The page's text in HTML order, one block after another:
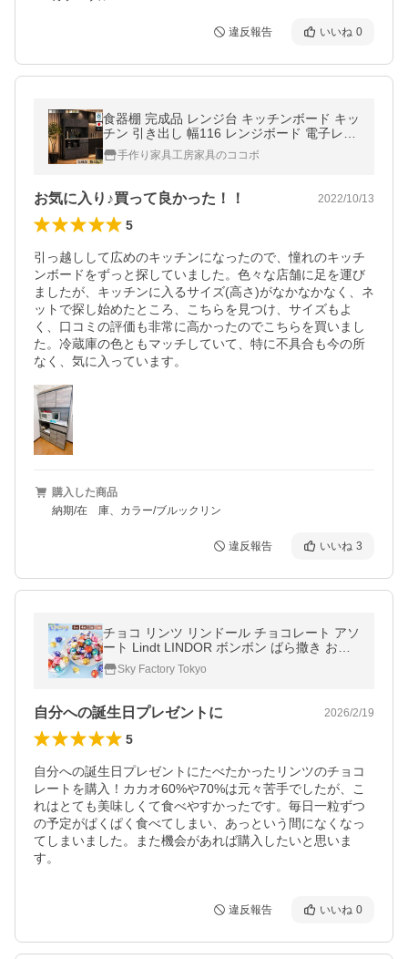
違反報告 いいね 0
食器棚 完成品 レンジ台 キッチンボード キッ
チン 引き出し 幅116 レンジボード 電子レン
ジ 組み立て不要 ナポリ カスタマイズ 大川家
具 KAGUCOCO
手作り家具工房家具のココボ
お気に入り♪買って良かった！！ 2022/10/13
5
引っ越しして広めのキッチンになったので、憧れのキッチ
ンボードをずっと探していました。色々な店舗に足を運び
ましたが、キッチンに入るサイズ(高さ)がなかなかなく、ネ
ットで探し始めたところ、こちらを見つけ、サイズもよ
く、口コミの評価も非常に高かったのでこちらを買いまし
た。冷蔵庫の色ともマッチしていて、特に不具合も今の所
なく、気に入っています。
購入した商品
納期/在 庫、カラー/ブルックリン
違反報告 いいね 3
チョコ リンツ リンドール チョコレート アソ
ート Lindt LINDOR ボンボン ばら撒き お返
し お菓子 お中元 48個
Sky Factory Tokyo
自分への誕生日プレゼントに 2026/2/19
5
自分への誕生日プレゼントにたべたかったリンツのチョコ
レートを購入！カカオ60%や70%は元々苦手でしたが、こ
れはとても美味しくて食べやすかったです。毎日一粒ずつ
の予定がぱくぱく食べてしまい、あっという間になくなっ
てしまいました。また機会があれば購入したいと思いま
す。
違反報告 いいね 0